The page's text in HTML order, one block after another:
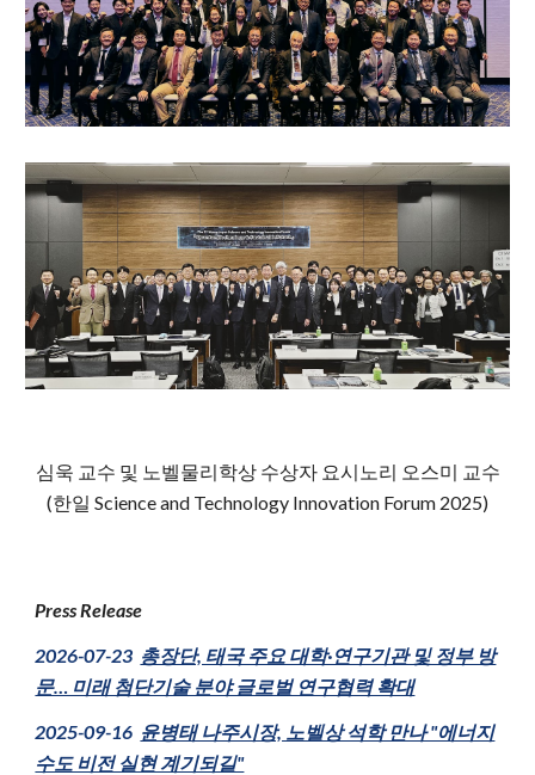
심욱 교수 및 노벨물리학상 수상자 요시노리 오스미 교수
(한일 Science and Technology Innovation Forum 2025)
Press Release
2026-07-23 총장단, 태국 주요 대학·연구기관 및 정부 방
문… 미래 첨단기술 분야 글로벌 연구협력 확대
2025-09-16 윤병태 나주시장, 노벨상 석학 만나 "에너지
수도 비전 실현 계기되길"